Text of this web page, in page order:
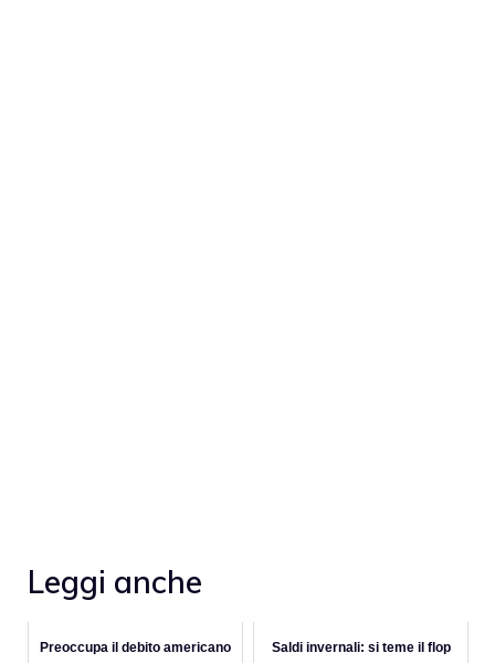
Leggi anche
Preoccupa il debito americano Saldi invernali: si teme il flop